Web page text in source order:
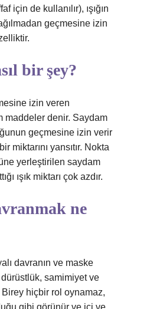
için de kullanılır), ışığın
geçmesine izin
bir şey?
izin veren
maddeler denir. Saydam
geçmesine izin verir
miktarını yansıtır. Nokta
yerleştirilen saydam
ışık miktarı çok azdır.
ne
davranın ve maske
dürüstlük, samimiyet ve
hiçbir rol oynamaz,
gibi görünür ve içi ve